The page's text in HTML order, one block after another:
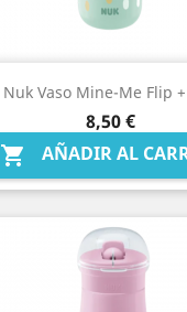
Nuk Vaso Mine-Me Flip
Precio
8,50 €
 AÑADIR AL